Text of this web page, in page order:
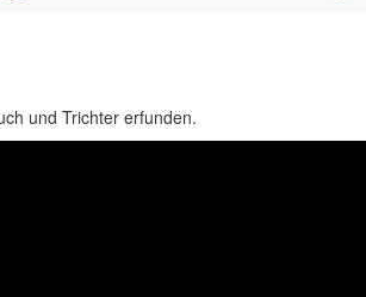
und Trichter erfunden.